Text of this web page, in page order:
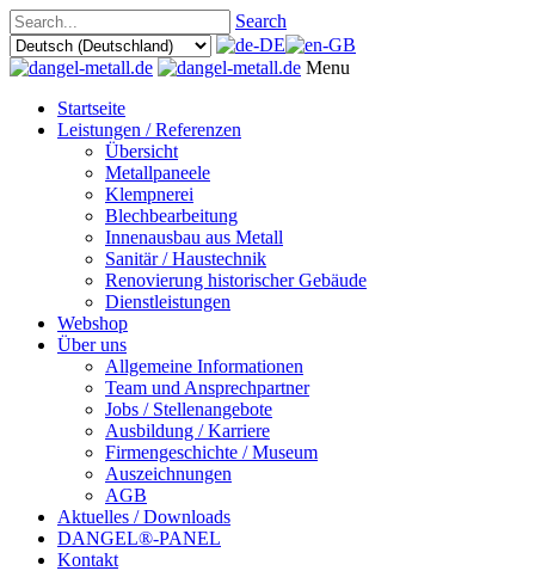
Search
Menu
Startseite
Leistungen / Referenzen
Übersicht
Metallpaneele
Klempnerei
Blechbearbeitung
Innenausbau aus Metall
Sanitär / Haustechnik
Renovierung historischer Gebäude
Dienstleistungen
Webshop
Über uns
Allgemeine Informationen
Team und Ansprechpartner
Jobs / Stellenangebote
Ausbildung / Karriere
Firmengeschichte / Museum
Auszeichnungen
AGB
Aktuelles / Downloads
DANGEL®-PANEL
Kontakt